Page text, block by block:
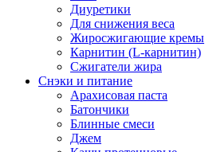
Диуретики
Для снижения веса
Жиросжигающие кремы
Карнитин (L-карнитин)
Сжигатели жира
Снэки и питание
Арахисовая паста
Батончики
Блинные смеси
Джем